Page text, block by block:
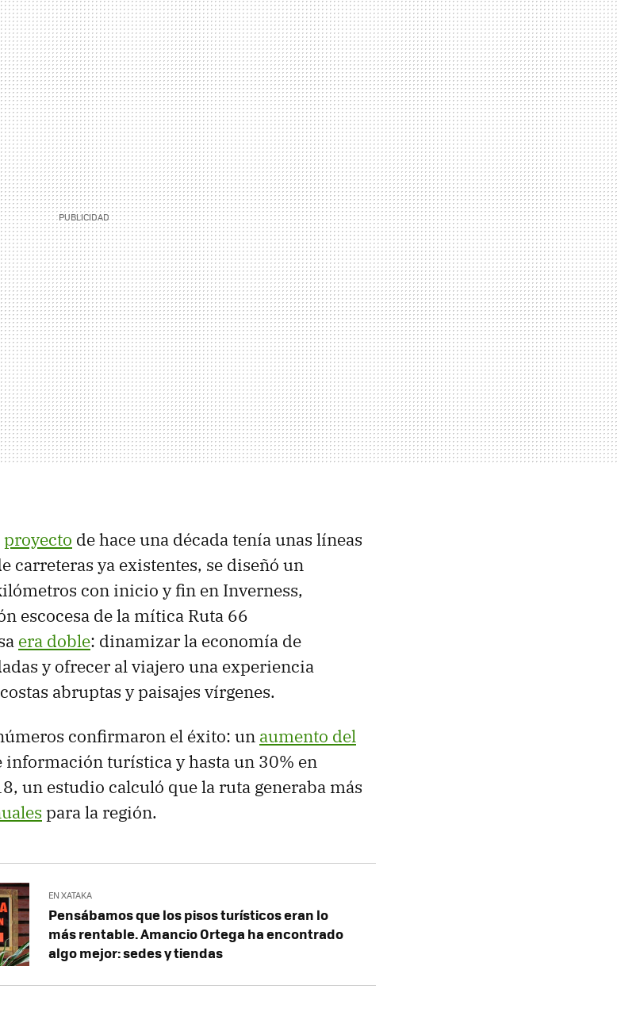
proyecto de hace una década tenía unas líneas
carreteras ya existentes, se diseñó un
con inicio y fin en Inverness,
escocesa de la mítica Ruta 66
era doble: dinamizar la economía de
y ofrecer al viajero una experiencia
abruptas y paisajes vírgenes.
confirmaron el éxito: un aumento del
información turística y hasta un 30% en
un estudio calculó que la ruta generaba más
para la región.
EN XATAKA
Pensábamos que los pisos turísticos eran lo
más rentable. Amancio Ortega ha encontrado
algo mejor: sedes y tiendas